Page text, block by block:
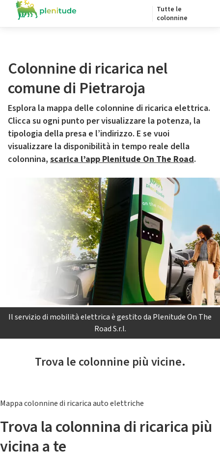
Tutte le
colonnine
Colonnine di ricarica nel
comune di Pietraroja
Esplora la mappa delle colonnine di ricarica elettrica.
Clicca su ogni punto per visualizzare la potenza, la
tipologia della presa e l’indirizzo. E se vuoi
visualizzare la disponibilità in tempo reale della
colonnina, scarica l’app Plenitude On The Road.
Il servizio di mobilità elettrica è gestito da Plenitude On The
Road S.r.l.
Trova le colonnine più vicine.
Mappa colonnine di ricarica auto elettriche
Trova la colonnina di ricarica più
vicina a te